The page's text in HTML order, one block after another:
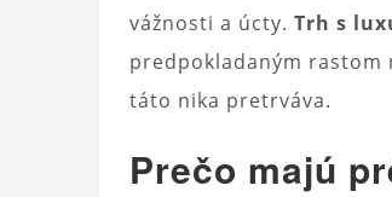
vážnosti a úcty. Trh s
predpokladaným rastom
táto nika pretrváva.
Prečo majú